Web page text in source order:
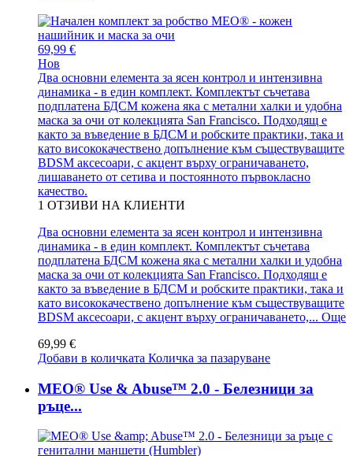
69,99 €
Нов
Два основни елемента за ясен контрол и интензивна
динамика - в един комплект. Комплектът съчетава
подплатена БДСМ кожена яка с метални халки и удобна
маска за очи от колекцията San Francisco. Подходящ е
както за въведение в БДСМ и робските практики, така и
като висококачествено допълнение към съществуващите
BDSM аксесоари, с акцент върху ограничаването,
лишаването от сетива и постоянното първокласно
качество.
1 ОТЗИВИ НА КЛИЕНТИ
Два основни елемента за ясен контрол и интензивна
динамика - в един комплект. Комплектът съчетава
подплатена БДСМ кожена яка с метални халки и удобна
маска за очи от колекцията San Francisco. Подходящ е
както за въведение в БДСМ и робските практики, така и
като висококачествено допълнение към съществуващите
BDSM аксесоари, с акцент върху ограничаването,... Още
69,99 €
Добави в количката Количка за пазаруване
MEO® Use & Abuse™ 2.0 - Белезници за
ръце...